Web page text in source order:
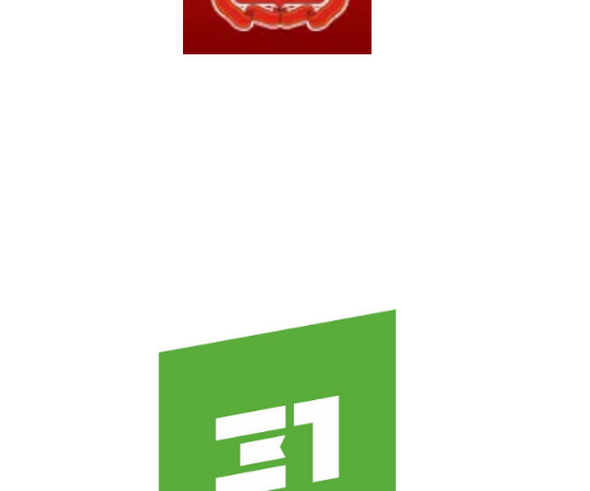
мастерства мастеров ПУ
Администратор